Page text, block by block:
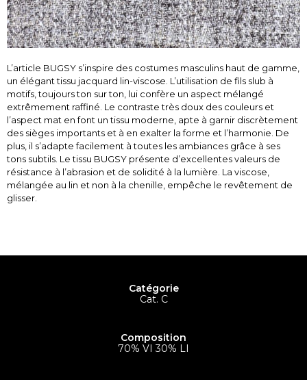
L’article BUGSY s’inspire des costumes masculins haut de gamme,
un élégant tissu jacquard lin-viscose. L’utilisation de fils slub à
motifs, toujours ton sur ton, lui confère un aspect mélangé
extrêmement raffiné. Le contraste très doux des couleurs et
l’aspect mat en font un tissu moderne, apte à garnir discrètement
des sièges importants et à en exalter la forme et l’harmonie. De
plus, il s’adapte facilement à toutes les ambiances grâce à ses
tons subtils. Le tissu BUGSY présente d’excellentes valeurs de
résistance à l’abrasion et de solidité à la lumière. La viscose,
mélangée au lin et non à la chenille, empêche le revêtement de
glisser.
Catégorie
Cat. C
Composition
70% VI 30% LI